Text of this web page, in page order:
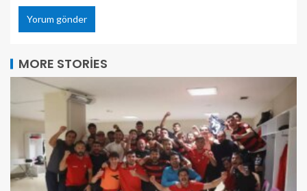
MORE STORIES